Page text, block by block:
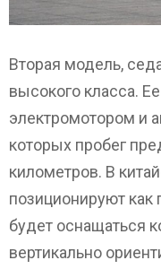
Вторая модель,
высокого класса.
электромотором и
которых пробег
километров. В
позиционируют как
будет оснащаться
вертикально